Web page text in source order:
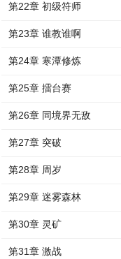
第22章 初级符师
第23章 谁教谁啊
第24章 寒潭修炼
第25章 擂台赛
第26章 同境界无敌
第27章 突破
第28章 周岁
第29章 迷雾森林
第30章 灵矿
第31章 激战